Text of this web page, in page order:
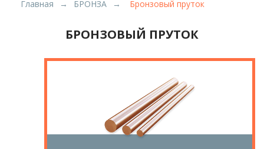
Главная БРОНЗА Бронзовый пруток
БРОНЗОВЫЙ ПРУТОК